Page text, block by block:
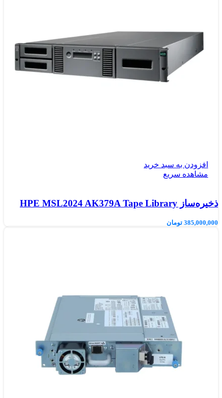
افزودن به سبد خرید
مشاهده سریع
ذخیره‌ساز HPE MSL2024 AK379A Tape Library
385,000,000 تومان